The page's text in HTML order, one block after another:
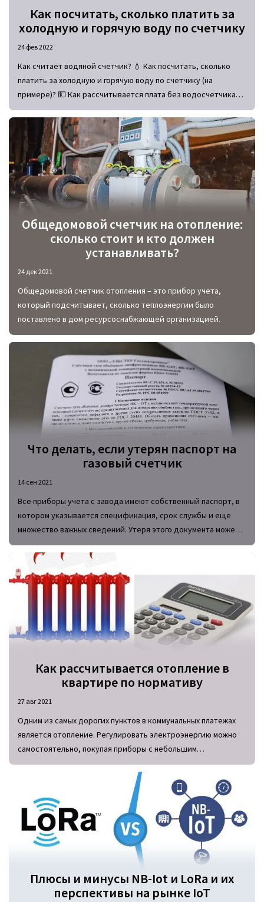
Как посчитать, сколько платить за
холодную и горячую воду по счетчику
24 фев 2022
Как считает водяной счетчик? 💧 Как посчитать, сколько
платить за холодную и горячую воду по счетчику (на
примере)? 💵 Как рассчитывается плата без водосчетчика?
Формулы для обоснования коммуналки за воду в квитанциях.
Общедомовой счетчик на отопление:
сколько стоит и кто должен
устанавливать?
24 дек 2021
Общедомовой счетчик отопления – это прибор учета,
который подсчитывает, сколько теплоэнергии было
поставлено в дом ресурсоснабжающей организацией.
Что делать, если утерян паспорт на
газовый счетчик
14 сен 2021
Все приборы учета с завода имеют собственный паспорт, в
котором указывается спецификация, срок службы и еще
множество важных сведений. Утеря этого документа может
привести к тому, что дальнейшая эксплуатация счетчика
станет невозможной.
Как рассчитывается отопление в
квартире по нормативу
27 авг 2021
Одним из самых дорогих пунктов в коммунальных платежах
является отопление. Регулировать электроэнергию можно
самостоятельно, покупая приборы с небольшим
потреблением энергии. Но снизить расходы на
теплоснабжение вряд ли получится. В новостройках
производится монтаж индивидуального отопления, но в
старых многоквартирных домах преимущественна
центральная система. В первом случае расчет производится
по счетчикам за фактическое потребление тепла. При
центральном отоплении оплачивать платежи приходится по
Плюсы и минусы NB-Iot и LoRa и их
перспективы на рынке IoT